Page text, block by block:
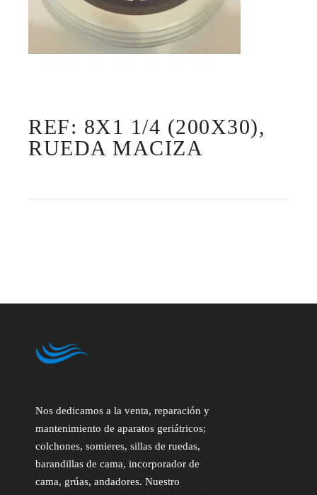
REF: 8X1 1/4 (200X30),
RUEDA MACIZA
Nos dedicamos a la venta, reparación y
mantenimiento de aparatos geriátricos;
colchones, somieres, sillas de ruedas,
barandillas de cama, incorporador de
cama, grúas, andadores. Nuestro